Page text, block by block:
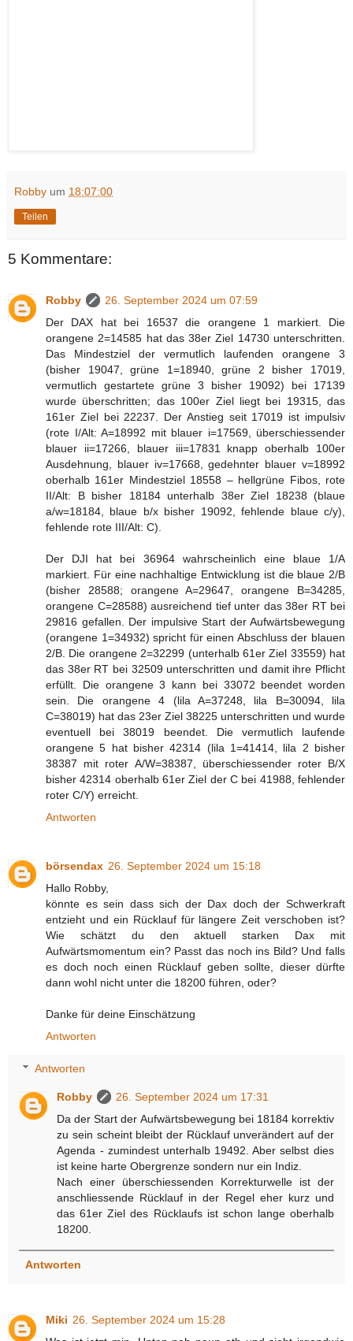
Robby um 18:07:00
Teilen
5 Kommentare:
Robby
26. September 2024 um 07:59
Der DAX hat bei 16537 die orangene 1 markiert. Die
orangene 2=14585 hat das 38er Ziel 14730 unterschritten.
Das Mindestziel der vermutlich laufenden orangene 3
(bisher 19047, grüne 1=18940, grüne 2 bisher 17019,
vermutlich gestartete grüne 3 bisher 19092) bei 17139
wurde überschritten; das 100er Ziel liegt bei 19315, das
161er Ziel bei 22237. Der Anstieg seit 17019 ist impulsiv
(rote I/Alt: A=18992 mit blauer i=17569, überschiessender
blauer ii=17266, blauer iii=17831 knapp oberhalb 100er
Ausdehnung, blauer iv=17668, gedehnter blauer v=18992
oberhalb 161er Mindestziel 18558 – hellgrüne Fibos, rote
II/Alt: B bisher 18184 unterhalb 38er Ziel 18238 (blaue
a/w=18184, blaue b/x bisher 19092, fehlende blaue c/y),
fehlende rote III/Alt: C).
Der DJI hat bei 36964 wahrscheinlich eine blaue 1/A
markiert. Für eine nachhaltige Entwicklung ist die blaue 2/B
(bisher 28588; orangene A=29647, orangene B=34285,
orangene C=28588) ausreichend tief unter das 38er RT bei
29816 gefallen. Der impulsive Start der Aufwärtsbewegung
(orangene 1=34932) spricht für einen Abschluss der blauen
2/B. Die orangene 2=32299 (unterhalb 61er Ziel 33559) hat
das 38er RT bei 32509 unterschritten und damit ihre Pflicht
erfüllt. Die orangene 3 kann bei 33072 beendet worden
sein. Die orangene 4 (lila A=37248, lila B=30094, lila
C=38019) hat das 23er Ziel 38225 unterschritten und wurde
eventuell bei 38019 beendet. Die vermutlich laufende
orangene 5 hat bisher 42314 (lila 1=41414, lila 2 bisher
38387 mit roter A/W=38387, überschiessender roter B/X
bisher 42314 oberhalb 61er Ziel der C bei 41988, fehlender
roter C/Y) erreicht.
Antworten
börsendax 26. September 2024 um 15:18
Hallo Robby,
könnte es sein dass sich der Dax doch der Schwerkraft
entzieht und ein Rücklauf für längere Zeit verschoben ist?
Wie schätzt du den aktuell starken Dax mit
Aufwärtsmomentum ein? Passt das noch ins Bild? Und falls
es doch noch einen Rücklauf geben sollte, dieser dürfte
dann wohl nicht unter die 18200 führen, oder?
Danke für deine Einschätzung
Antworten
Antworten
Robby
26. September 2024 um 17:31
Da der Start der Aufwärtsbewegung bei 18184 korrektiv
zu sein scheint bleibt der Rücklauf unverändert auf der
Agenda - zumindest unterhalb 19492. Aber selbst dies
ist keine harte Obergrenze sondern nur ein Indiz.
Nach einer überschiessenden Korrekturwelle ist der
anschliessende Rücklauf in der Regel eher kurz und
das 61er Ziel des Rücklaufs ist schon lange oberhalb
18200.
Antworten
Miki 26. September 2024 um 15:28